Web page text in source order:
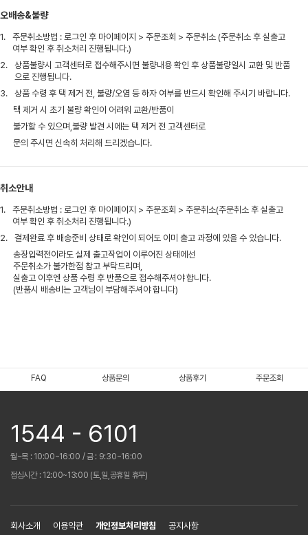
오배송&불량
1.
주문취소방법 : 로그인 후 마이페이지 > 주문조회 > 주문취소 (주문취소 후 실출고
여부 확인 후 취소처리 진행됩니다.)
2.
상품불량시 고객센터로 접수해주시면 불량내용 확인 후 상품불량일시 교환 및 반품
으로 진행됩니다.
3.
상품 수령 후 택 제거 전, 불량/오염 등 하자 여부를 반드시 확인해 주시기 바랍니다.
택 제거 시 초기 불량 확인이 어려워 교환/반품이
불가할 수 있으며,불량 발견 시에는 택 제거 전 고객센터로
문의 주시면 신속히 처리해 드리겠습니다.
취소안내
1.
주문취소방법 : 로그인 후 마이페이지 > 주문조회 > 주문취소(주문취소 후 실출고
여부 확인 후 취소처리 진행됩니다.)
2.
결제완료 후 배송준비 상태로 확인이 되어도 이미 출고 과정에 있을 수 있습니다.
송장입력전이라도 실제 출고작업이 이루어진 상태에선
주문취소가 불가한점 참고 부탁드리며,
실출고 이후엔 상품 수령 후 반품으로 접수해주셔야 합니다.
(반품시 배송비는 고객님이 부담해주셔야 합니다)
FAQ 상품문의 상품후기 주문조회
1544 - 6101
월~목 : 10:00~16:00 / 금 : 9:30~16:00
점심시간 : 12:00~13:00 (토,일,공휴일 휴무)
회사소개 이용약관 개인정보처리방침 공지사항